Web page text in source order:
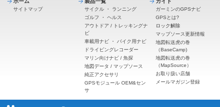
サイトマップ サイクル ・ ランニング
ゴルフ ・ ヘルス
アウトドア / トレッキングナ
ビ
車載用ナビ ・ バイク用ナビ
ドライビングレコーダー
マリン向けナビ / 魚探
地図データ / マップソース
純正アクセサリ
GPSモジュール OEM&セン
サ
ガーミンのGPSナビ
GPSとは?
ロック解除
マップソース更新情報
地図転送虎の巻
（BaseCamp)
地図転送虎の巻
（MapSource）
お取り扱い店舗
メールマガジン登録